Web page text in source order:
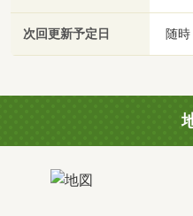
次回更新予定日 随時